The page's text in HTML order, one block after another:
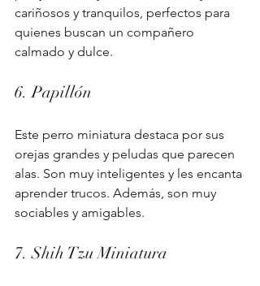
cariñosos y tranquilos, perfectos para
quienes buscan un compañero
calmado y dulce.
6. Papillón
Este perro miniatura destaca por sus
orejas grandes y peludas que parecen
alas. Son muy inteligentes y les encanta
aprender trucos. Además, son muy
sociables y amigables.
7. Shih Tzu Miniatura